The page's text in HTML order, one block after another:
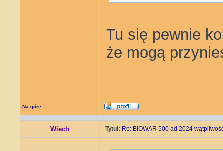
Tu się pewnie
że mogą
Na górę
Wiech Tytuł: Re: BIOWAR 500 ad 2024